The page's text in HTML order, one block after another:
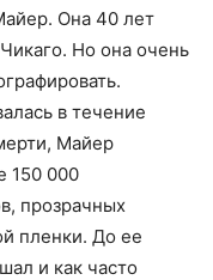
Она 40 лет
Но она очень
в течение
Майер
150 000
прозрачных
пленки. До ее
и как часто